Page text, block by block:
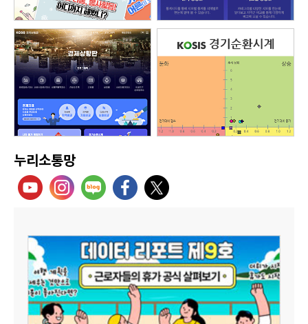
누리소통망